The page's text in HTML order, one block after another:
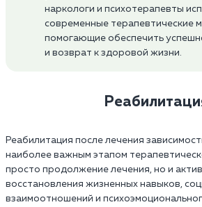
наркологи и психотерапевты
современные терапевтические
помогающие обеспечить
и возврат к здоровой жизни.
Реабилитация после лечения
наиболее важным этапом
просто продолжение лечения, но и
восстановления жизненных навыков,
взаимоотношений и